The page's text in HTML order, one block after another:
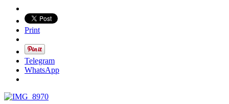
Print
Telegram
WhatsApp